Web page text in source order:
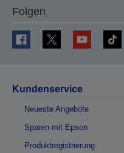
Folgen
Kundenservice
Neueste Angebote
Sparen mit Epson
Produktregistrierung